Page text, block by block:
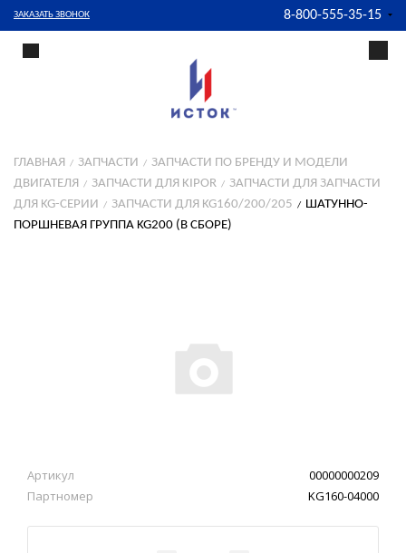
ЗАКАЗАТЬ ЗВОНОК 8-800-555-35-15
ГЛАВНАЯ ЗАПЧАСТИ
ЗАПЧАСТИ ПО БРЕНДУ И МОДЕЛИ
ДВИГАТЕЛЯ
ЗАПЧАСТИ ДЛЯ KIPOR
ЗАПЧАСТИ ДЛЯ ЗАПЧАСТИ
ДЛЯ KG-СЕРИИ
ЗАПЧАСТИ ДЛЯ KG160/200/205
ШАТУННО-
ПОРШНЕВАЯ ГРУППА KG200 (В СБОРЕ)
Артикул
00000000209
Партномер
KG160-04000